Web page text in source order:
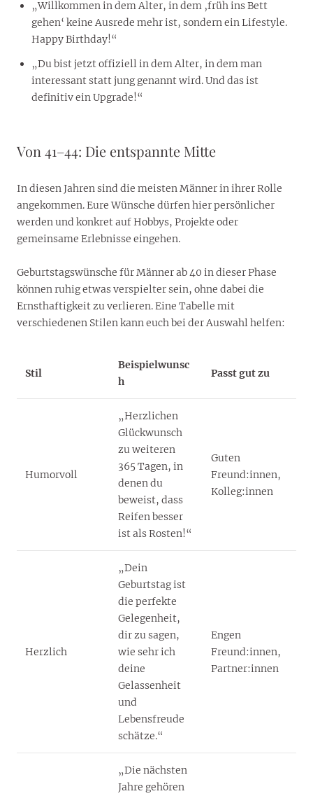
„Willkommen in dem Alter, in dem ‚früh ins Bett
gehen‘ keine Ausrede mehr ist, sondern ein Lifestyle.
Happy Birthday!“
„Du bist jetzt offiziell in dem Alter, in dem man
interessant statt jung genannt wird. Und das ist
definitiv ein Upgrade!“
Von 41–44: Die entspannte Mitte
In diesen Jahren sind die meisten Männer in ihrer Rolle
angekommen. Eure Wünsche dürfen hier persönlicher
werden und konkret auf Hobbys, Projekte oder
gemeinsame Erlebnisse eingehen.
Geburtstagswünsche für Männer ab 40 in dieser Phase
können ruhig etwas verspielter sein, ohne dabei die
Ernsthaftigkeit zu verlieren. Eine Tabelle mit
verschiedenen Stilen kann euch bei der Auswahl helfen:
Stil
Beispielwunsc
h
Passt gut zu
Humorvoll
„Herzlichen
Glückwunsch
zu weiteren
365 Tagen, in
denen du
beweist, dass
Reifen besser
ist als Rosten!“
Guten
Freund:innen,
Kolleg:innen
Herzlich
„Dein
Geburtstag ist
die perfekte
Gelegenheit,
dir zu sagen,
wie sehr ich
deine
Gelassenheit
und
Lebensfreude
schätze.“
Engen
Freund:innen,
Partner:innen
„Die nächsten
Jahre gehören